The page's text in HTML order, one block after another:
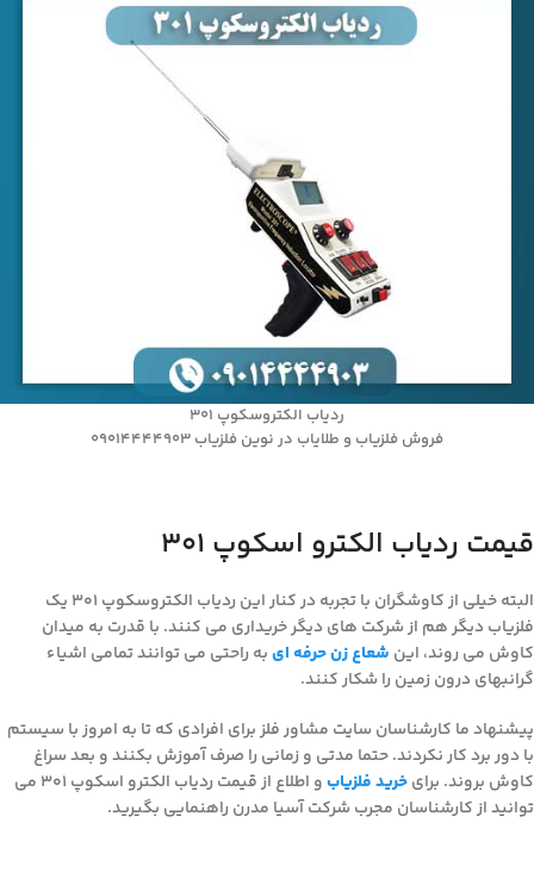
ردیاب الکتروسکوپ 301
فروش فلزیاب و طلایاب در نوین فلزیاب 09014444903
قیمت ردیاب الکترو اسکوپ 301
البته خیلی از کاوشگران با تجربه در کنار این ردیاب الکتروسکوپ 301 یک
فلزیاب دیگر هم از شرکت های دیگر خریداری می کنند. با قدرت به میدان
کاوش می روند، این شعاع زن حرفه ایبه راحتی می توانند تمامی اشیاء
گرانبهای درون زمین را شکار کنند.
پیشنهاد ما کارشناسان سایت مشاور فلز برای افرادی که تا به امروز با سیستم
با دور برد کار نکردند. حتما مدتی و زمانی را صرف آموزش بکنند و بعد سراغ
کاوش بروند. برایخرید فلزیاب
و اطلاع از قیمت ردیاب الکترو اسکوپ 301 می
توانید از کارشناسان مجرب شرکت آسیا مدرن راهنمایی بگیرید.